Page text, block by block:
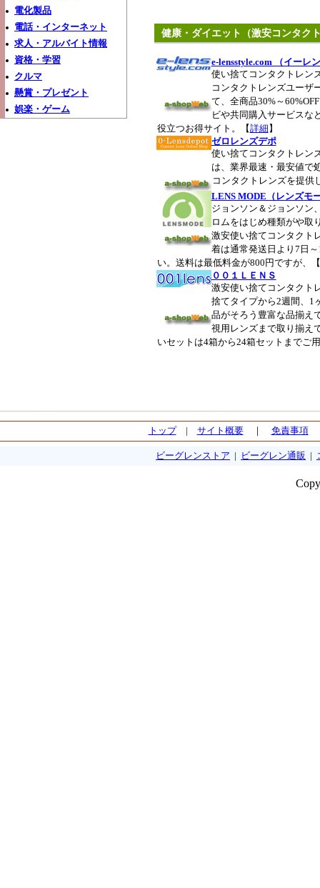
電化製品
電話・インターネット
求人・アルバイト情報
資格・学習
クルマ
懸賞・プレゼント
娯楽・ゲーム
健康・ダイエット（激安コンタク
e-lensstyle.com （イーレ
使い捨てコンタクトレン
コンタクトレンズユーザ
て、全商品30%～
ビや共同購入サービスな
役立つお得サイト。【詳細 】
ゼロレンズデポ
使い捨てコンタクトレン
は、業界最速・最安値で
コンタクトレンズを提供
LENS MODE（レンズモ
ジョンソン＆ジョンソン
ロムをはじめ種類がや取
激安使い捨てコンタクト
着は通常発送日より7日
い。送料は最低料金が800円ですが、【
００１ＬＥＮＳ
激安使い捨てコンタクト
捨てタイプから2週間、1
品がそろう豊富な品揃え
視用レンズまで取り揃え
いセットは4箱から24箱セットまでご
トップ| サイト概要｜ 免責事項
ビーグレンストア ビーグレン通販